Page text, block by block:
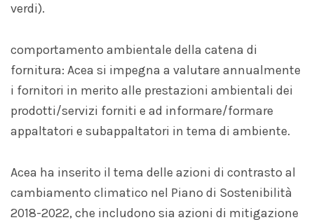
verdi).
comportamento ambientale della catena di
fornitura: Acea si impegna a valutare annualmente
i fornitori in merito alle prestazioni ambientali dei
prodotti/servizi forniti e ad informare/formare
appaltatori e subappaltatori in tema di ambiente.
Acea ha inserito il tema delle azioni di contrasto al
cambiamento climatico nel Piano di Sostenibilità
2018-2022, che includono sia azioni di mitigazione